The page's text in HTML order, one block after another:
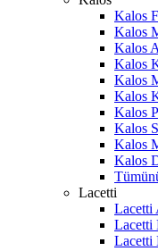
Kalos
Kalos
Kalos
Kalos
Kalos
Kalos
Kalos
Kalos
Kalos
Kalos
Lacetti
Lacetti
Lacetti
Lacetti